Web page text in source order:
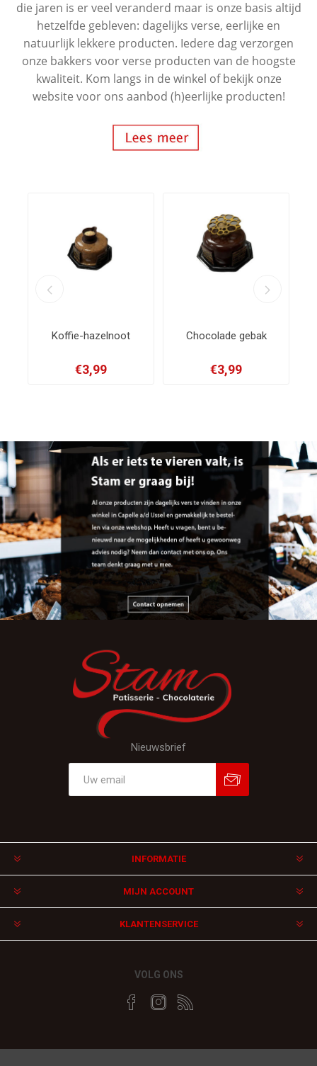
die jaren is er veel veranderd maar is onze basis altijd
hetzelfde gebleven: dagelijks verse, eerlijke en
natuurlijk lekkere producten. Iedere dag verzorgen
onze bakkers voor verse producten van de hoogste
kwaliteit. Kom langs in de winkel of bekijk onze
website voor ons aanbod (h)eerlijke producten!
Chocolade gebak
€3,99
Citroenmeringue gebak
€3,75
Nieuwsbrief
INFORMATIE
MIJN ACCOUNT
KLANTENSERVICE
VOLG ONS